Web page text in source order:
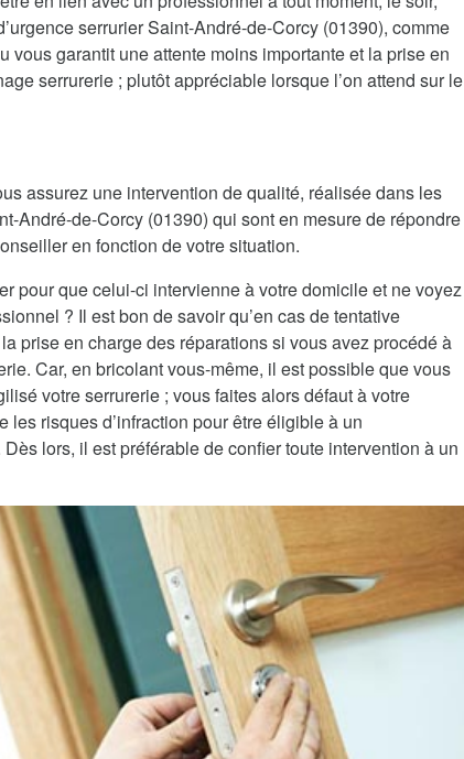
serrurier Saint-André-de-Corcy (01390), comme
vous garantit une attente moins importante et la prise en
serrurerie ; plutôt appréciable lorsque l’on attend sur le
assurez une intervention de qualité, réalisée dans les
André-de-Corcy (01390) qui sont en mesure de répondre
en fonction de votre situation.
pour que celui-ci intervienne à votre domicile et ne voyez
? Il est bon de savoir qu’en cas de tentative
prise en charge des réparations si vous avez procédé à
Car, en bricolant vous-même, il est possible que vous
votre serrurerie ; vous faites alors défaut à votre
risques d’infraction pour être éligible à un
lors, il est préférable de confier toute intervention à un